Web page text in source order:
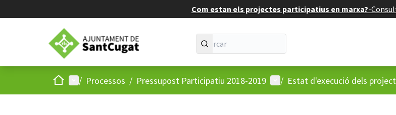
Com estan els projectes participatius en marxa?-
Inici Menú principal
/ Processos / Pressupost Participatiu 2018-2019 Menú d'usuari
/ Estat d'execució dels